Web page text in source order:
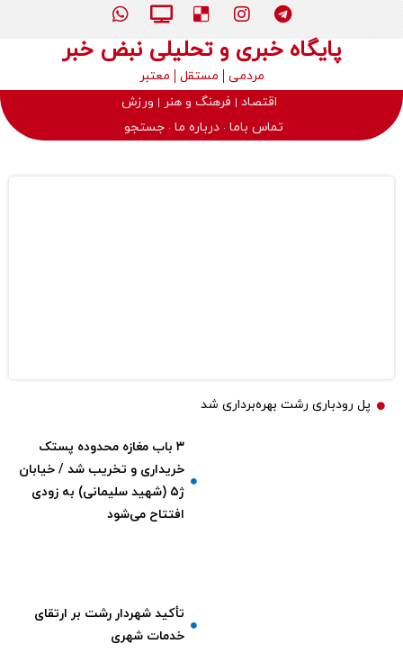
پایگاه خبری و تحلیلی نبض خبر
مردمی مستقل
معتبر
اقتصاد
فرهنگ و هنر
ورزش
تماس باما درباره ما جستجو
پل رودباری رشت بهره‌برداری شد
۳ باب مغازه محدوده پستک
خریداری و تخریب شد / خیابان
ژ۵ (شهید سلیمانی) به زودی
افتتاح می‌شود
تأکید شهردار رشت بر ارتقای
خدمات شهری